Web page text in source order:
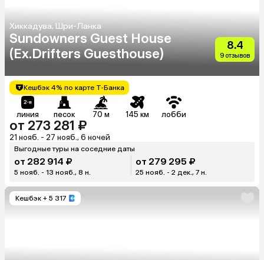
Хиккадува, Шри-Ланка
Sundowners Guest House
(Ex.Drifters Guesthouse)
8.4
9 отзывов
Кешбэк 4% по карте Т-Банка
линия песок 70 м 145 км лобби
от 273 281 ₽
21 нояб. - 27 нояб., 6 ночей
Выгодные туры на соседние даты
от 282 914 ₽
5 нояб. - 13 нояб., 8 н.
от 279 295 ₽
25 нояб. - 2 дек., 7 н.
Кешбэк + 5 317